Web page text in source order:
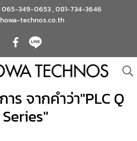
065-349-0653,081-734-3646
technos.co.th
ร จากคำว่า"PLC Q
Series"